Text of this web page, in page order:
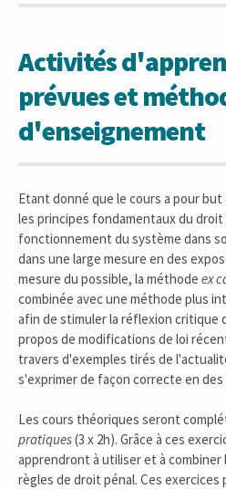
Activités
prévues et
d'enseignement
Etant donné que le cours a pour
les principes fondamentaux du droit
fonctionnement du système dans
dans une large mesure en des
mesure du possible, la méthode ex
combinée avec une méthode plus
afin de stimuler la réflexion critique
propos de modifications de loi
travers d'exemples tirés de
s'exprimer de façon correcte en
Les cours théoriques seront
pratiques(3 x 2h). Grâce à ces
apprendront à utiliser et à
règles de droit pénal. Ces